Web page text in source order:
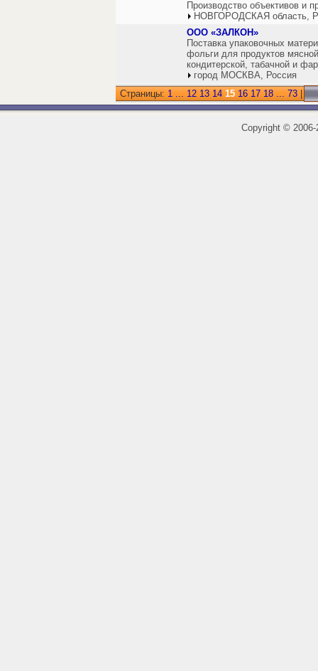
Производство объективов и
НОВГОРОДСКАЯ область,
ООО «ЗАЛКОН»
Поставка упаковочных
фольги для продуктов
кондитерской, табачной и
город МОСКВА, Россия
Страницы: 1 ... 12 13 14 15 16 17 18 ... 73
Copyright ©